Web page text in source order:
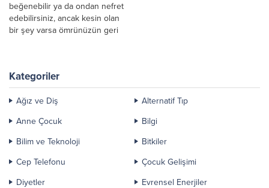
beğenebilir ya da ondan nefret
edebilirsiniz, ancak kesin olan
bir şey varsa ömrünüzün geri
Kategoriler
Ağız ve Diş
Alternatif Tıp
Anne Çocuk
Bilgi
Bilim ve Teknoloji
Bitkiler
Cep Telefonu
Çocuk Gelişimi
Diyetler
Evrensel Enerjiler